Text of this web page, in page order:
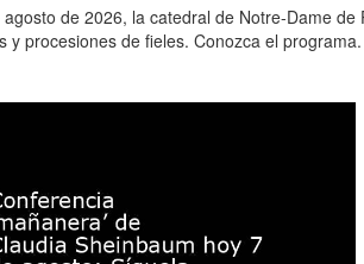
de 2026, la catedral de Notre-Dame
y procesiones de fieles. Conozca el programa.